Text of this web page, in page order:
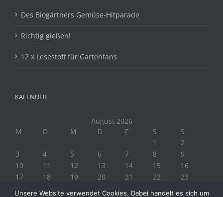
Des Biogärtners Gemüse-Hitparade
Richtig gießen!
12 x Lesestoff für Gartenfans
KALENDER
August 2026
M
D M D F S
S
1
2
3
4 5 6 7 8
9
10
11 12 13 14 15
16
17
18 19 20 21 22
23
Unsere Website verwendet Cookies. Dabei handelt es sich um